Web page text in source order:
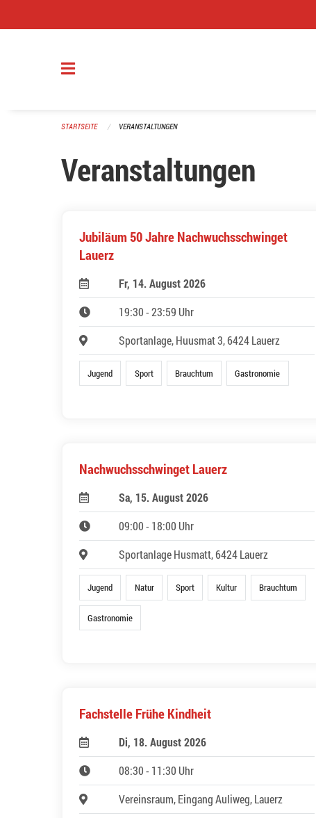
STARTSEITE VERANSTALTUNGEN
Veranstaltungen
Jubiläum 50 Jahre Nachwuchsschwinget
Lauerz
Fr, 14. August 2026
19:30 - 23:59 Uhr
Sportanlage, Huusmat 3, 6424 Lauerz
Jugend Sport Brauchtum Gastronomie
Nachwuchsschwinget Lauerz
Sa, 15. August 2026
09:00 - 18:00 Uhr
Sportanlage Husmatt, 6424 Lauerz
Jugend Natur Sport Kultur Brauchtum
Gastronomie
Fachstelle Frühe Kindheit
Di, 18. August 2026
08:30 - 11:30 Uhr
Vereinsraum, Eingang Auliweg, Lauerz